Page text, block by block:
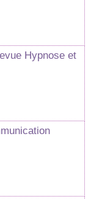
Hypnose et